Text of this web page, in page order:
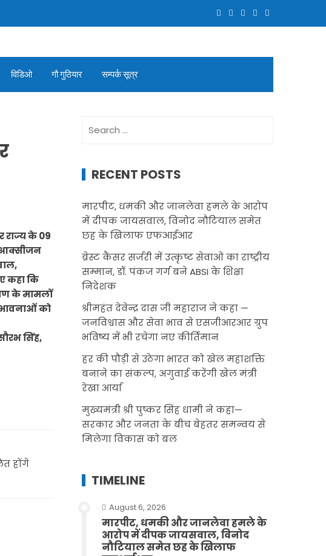
विडिओ गौ गुठियार सम्पर्क सूत्र
राज्य के 09
आक्सीजन
कहा कि
के मामलों
को
सिंह,
होंगे
for:
RECENT POSTS
मारपीट, धमकी और जानलेवा हमले के आरोप
में दीपक जायसवाल, विनोद नौटियाल समेत
छह के खिलाफ एफआईआर
ब्रेस्ट कैंसर सर्जरी में उत्कृष्ट सेवाओं का राष्ट्रीय
सम्मान, डॉ. पंकज गर्ग बने ABSI के शिक्षा
निदेशक
श्रीमहंत देवेन्द्र दास जी महाराज ने कहा —
जनविश्वास और सेवा भाव से एसजीआरआर ग्रुप
भविष्य में भी रचेगा नए कीर्तिमान
हर की पौड़ी से उठेगा भारत को खेल महाशक्ति
बनाने का संकल्प, अगुवाई करेंगी खेल मंत्री
रेखा आर्या
मुख्यमंत्री श्री पुष्कर सिंह धामी ने कहा—
सरकार और जनता के बीच बेहतर समन्वय से
मिलेगा विकास को बल
TIMELINE
August 6, 2026
मारपीट, धमकी और जानलेवा हमले के
आरोप में दीपक जायसवाल, विनोद
नौटियाल समेत छह के खिलाफ